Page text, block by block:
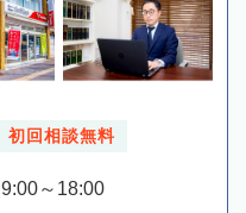
初回相談無料
9:00～18:00